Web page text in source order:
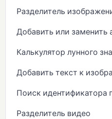
Разделитель
Добавить или заменить
Калькулятор лунного
Добавить текст к
Поиск идентификатора
Разделитель видео